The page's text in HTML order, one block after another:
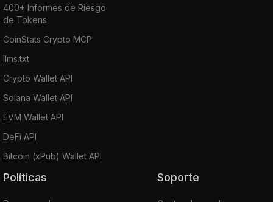
400+ Informes de Riesgo
de Tokens
CoinStats Crypto MCP
llms.txt
Crypto Wallet API
Solana Wallet API
EVM Wallet API
DeFi API
Bitcoin (xPub) Wallet API
Políticas Soporte